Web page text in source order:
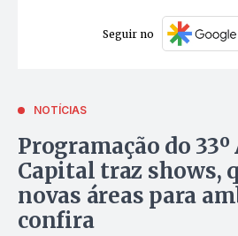
Seguir no
NOTÍCIAS
Programação do
Capital traz shows,
novas áreas para
confira